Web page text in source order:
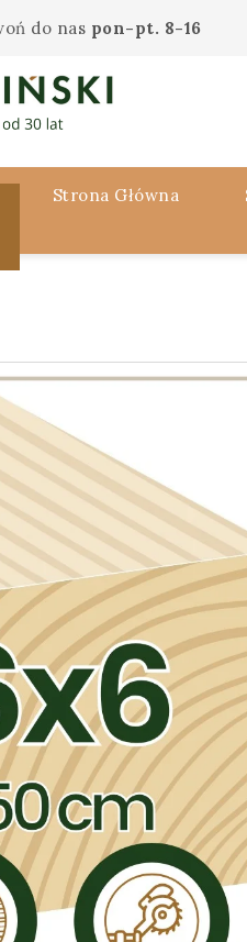
do nas pon-pt. 8-16
Strona Główna